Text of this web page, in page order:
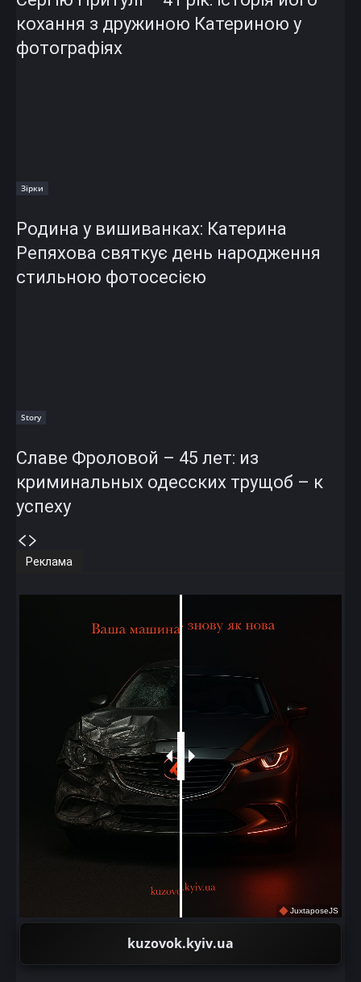
кохання з дружиною Катериною у
фотографіях
Зірки
Родина у вишиванках: Катерина
Репяхова святкує день народження
стильною фотосесією
Story
Славе Фроловой – 45 лет: из
криминальных одесских трущоб – к
успеху
Реклама
JuxtaposeJS
kuzovok.kyiv.ua